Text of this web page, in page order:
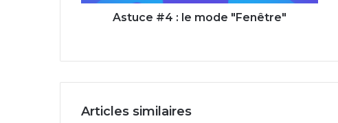
Astuce #4 : le mode "Fenêtre"
Articles similaires